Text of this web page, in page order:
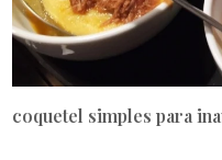
coquetel simples para